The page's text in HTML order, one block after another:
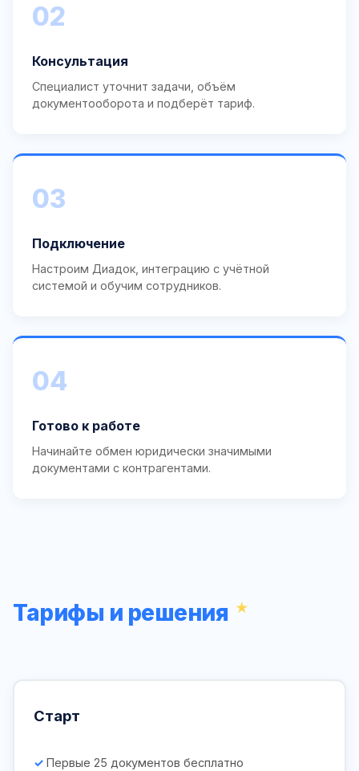
02
Консультация
Специалист уточнит задачи, объём
документооборота и подберёт тариф.
03
Подключение
Настроим Диадок, интеграцию с учётной
системой и обучим сотрудников.
04
Готово к работе
Начинайте обмен юридически значимыми
документами с контрагентами.
Тарифы и решения
Старт
Первые 25 документов бесплатно